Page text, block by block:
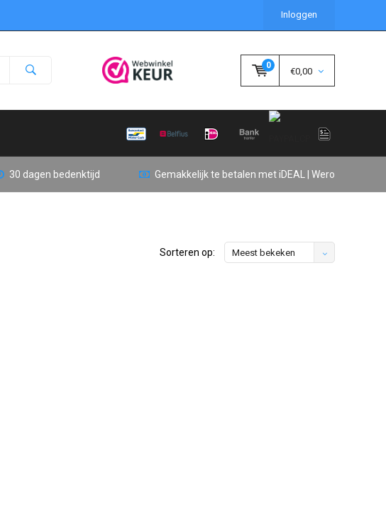
Inloggen
0
€0,00
30 dagen bedenktijd Gemakkelijk te betalen met iDEAL | Wero
Sorteren op: Meest bekeken